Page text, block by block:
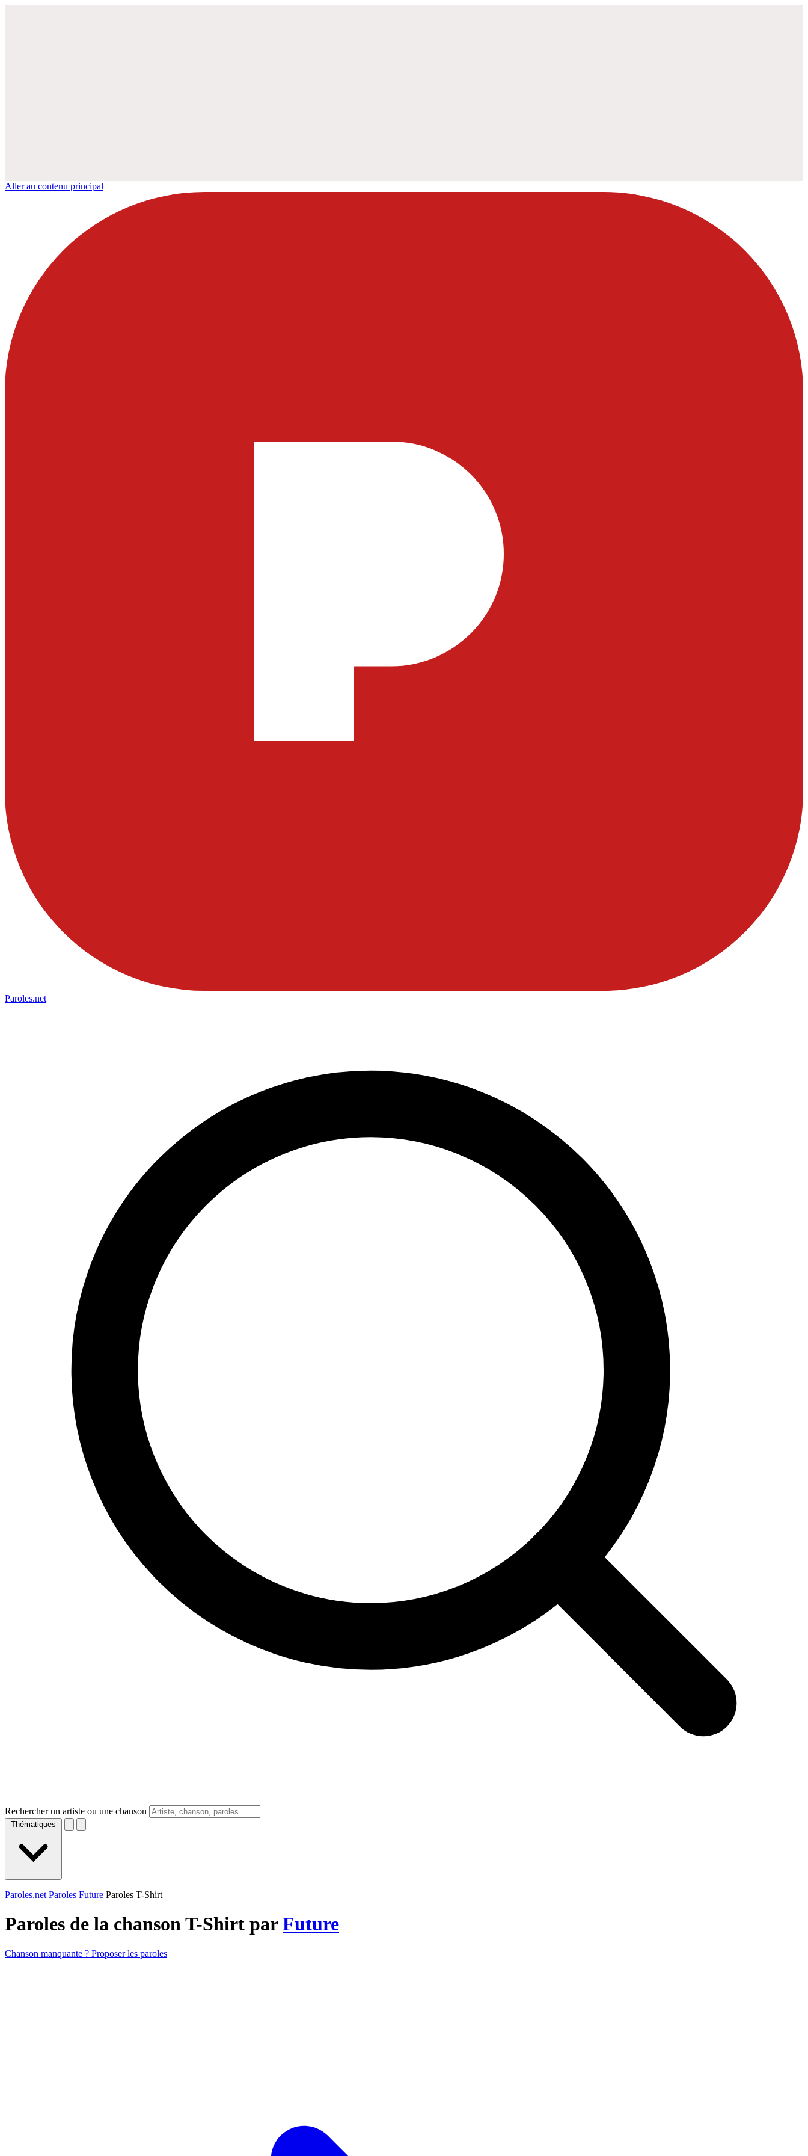
Aller au contenu principal
Paroles.net
Rechercher un artiste ou une chanson
Thématiques
Paroles.net Paroles Future Paroles T-Shirt
Paroles de la chanson T-Shirt parFuture
Chanson manquante ? Proposer les paroles